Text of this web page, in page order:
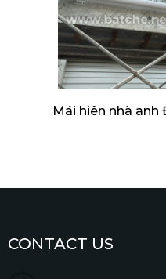
Mái hiên nhà
CONTACT US